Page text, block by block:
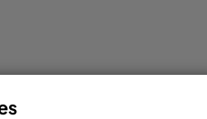
Tipps von Otrium auf dem